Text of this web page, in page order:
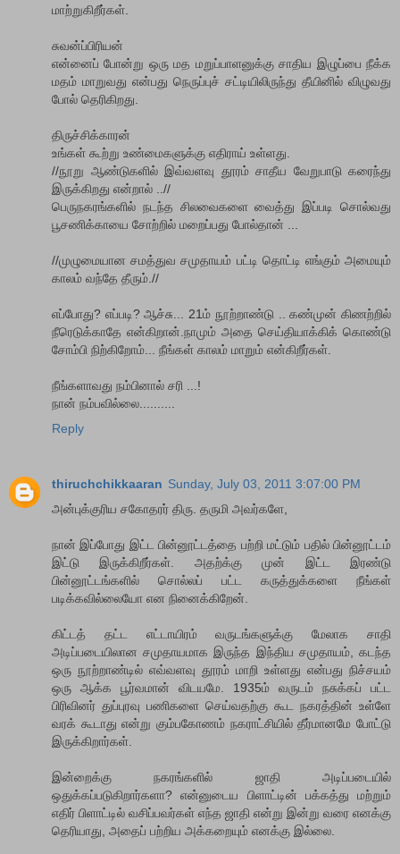
மாற்றுகிறீர்கள்.
சுவன்ப்பிரியன்
என்னைப் போன்று ஒரு மத மறுப்பாளனுக்கு சாதிய இழுப்பை நீக்க
மதம் மாறுவது என்பது நெருப்புச் சட்டியிலிருந்து தீயினில் விழுவது
போல் தெரிகிறது.
திருச்சிக்காரன்
உங்கள் கூற்று உண்மைகளுக்கு எதிராய் உள்ளது.
//நூறு ஆண்டுகளில் இவ்வளவு தூரம் சாதீய வேறுபாடு கரைந்து
இருக்கிறது என்றால் ..//
பெருநகரங்களில் நடந்த சிலவைகளை வைத்து இப்படி சொல்வது
பூசணிக்காயை சோற்றில் மறைப்பது போல்தான் ...
//முழுமையான சமத்துவ சமுதாயம் பட்டி தொட்டி எங்கும் அமையும்
காலம் வந்தே தீரும்.//
எப்போது? எப்படி? ஆச்சு... 21ம் நூற்றாண்டு .. கண்முன் கிணற்றில்
நீரெடுக்காதே என்கிறான்.நாமும் அதை செய்தியாக்கிக் கொண்டு
சோம்பி நிற்கிறோம்... நீங்கள் காலம் மாறும் என்கிறீர்கள்.
நீங்களாவது நம்பினால் சரி ...!
நான் நம்பவில்லை..........
Reply
thiruchchikkaaran Sunday, July 03, 2011 3:07:00 PM
அன்புக்குரிய சகோதரர் திரு. தருமி அவர்களே,
நான் இப்போது இட்ட பின்னூட்டத்தை பற்றி மட்டும் பதில் பின்னூட்டம்
இட்டு இருக்கிறீர்கள். அதற்க்கு முன் இட்ட இரண்டு
பின்னூட்டங்களில் சொல்லப் பட்ட கருத்துக்களை நீங்கள்
படிக்கவில்லையோ என நினைக்கிறேன்.
கிட்டத் தட்ட எட்டாயிரம் வருடங்களுக்கு மேலாக சாதி
அடிப்படையிலான சமுதாயமாக இருந்த இந்திய சமுதாயம், கடந்த
ஒரு நூற்றாண்டில் எவ்வளவு தூரம் மாறி உள்ளது என்பது நிச்சயம்
ஒரு ஆக்க பூர்வமான் விடயமே. 1935ம் வருடம் நசுக்கப் பட்ட
பிரிவினர் துப்புரவு பணிகளை செய்வதற்கு கூட நகரத்தின் உள்ளே
வரக் கூடாது என்று கும்பகோணம் நகராட்சியில் தீர்மானமே போட்டு
இருக்கிறார்கள்.
இன்றைக்கு நகரங்களில் ஜாதி அடிப்படையில்
ஒதுக்கப்படுகிறார்களா? என்னுடைய பிளாட்டின் பக்கத்து மற்றும்
எதிர் பிளாட்டில் வசிப்பவர்கள் எந்த ஜாதி என்று இன்று வரை எனக்கு
தெரியாது, அதைப் பற்றிய அக்கறையும் எனக்கு இல்லை.